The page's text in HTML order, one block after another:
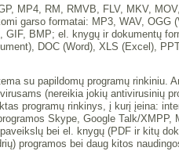
MP4, RM, RMVB, FLV, MKV,
garso formatai: MP3, WAV, OGG
GIF, BMP; el. knygų ir dokumentų
DOC (Word), XLS (Excel),
su papildomų programų rinkiniu.
(nereikia jokių antivirusinių
programų rinkinys, į kurį įeina:
Skype, Google Talk/
bei el. knygų (PDF ir kitų
programos bei daug kitos